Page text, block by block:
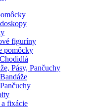
figuríny
pomôcky
Pásy, Pančuchy
Bandáže
Pančuchy
fixácie